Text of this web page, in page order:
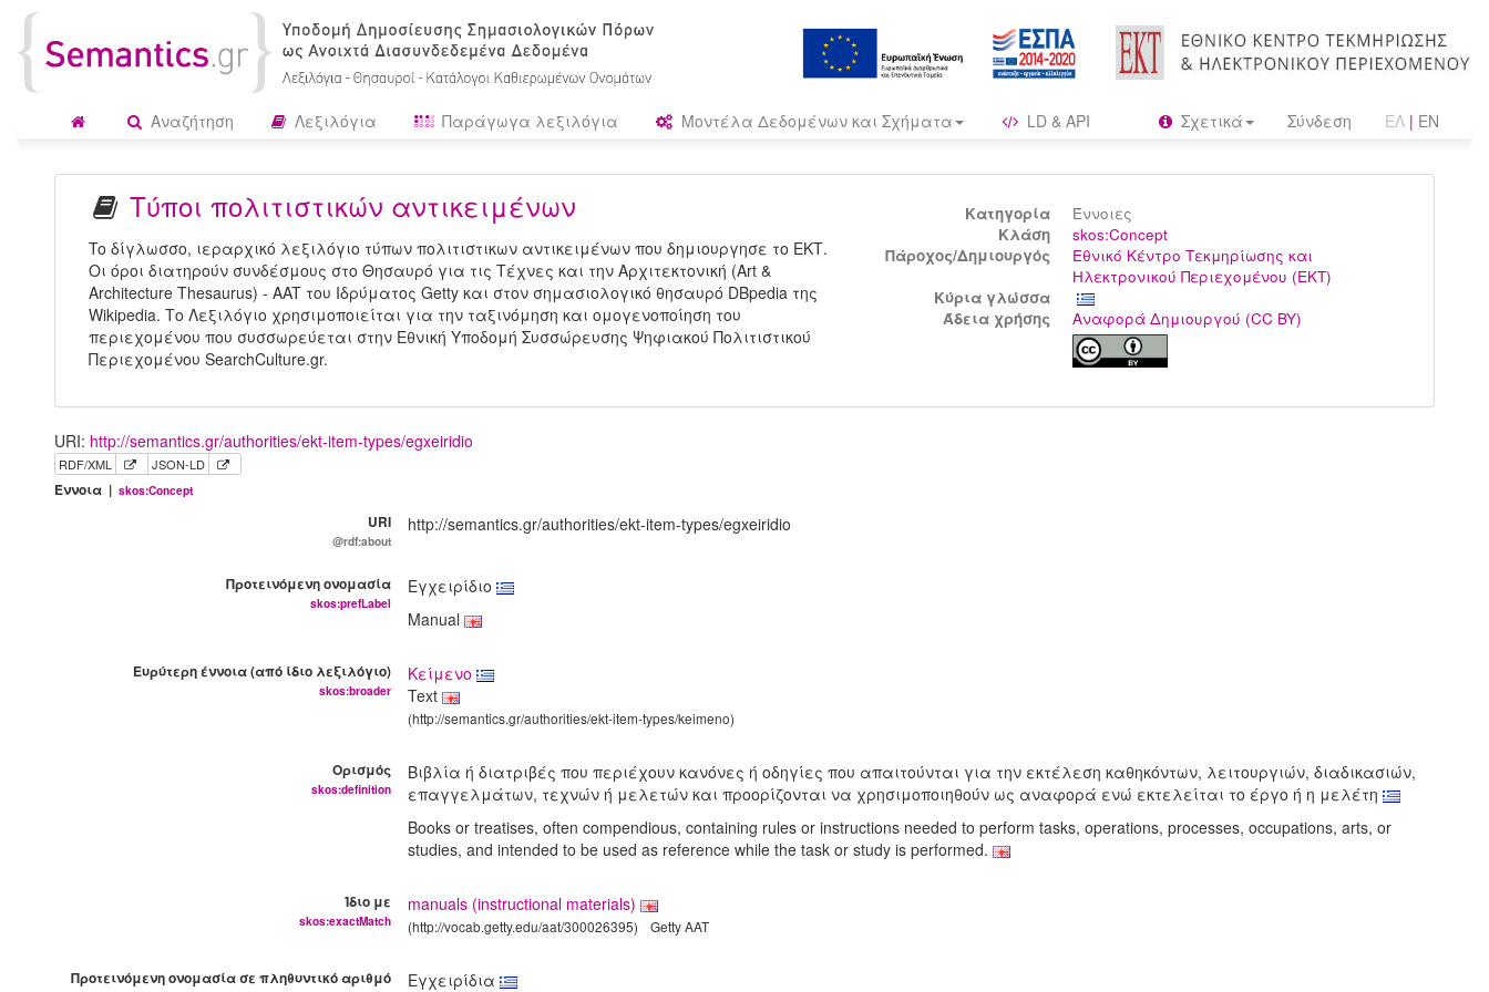
Αναζήτηση Λεξιλόγια Παράγωγα λεξιλόγια Μοντέλα Δεδομένων και Σχήματα LD & API Σχετικά Σύνδεση ΕΛ | EN
Τύποι πολιτιστικών αντικειμένων
To δίγλωσσο, ιεραρχικό λεξιλόγιο τύπων πολιτιστικων αντικειμένων που δημιουργησε το ΕΚΤ.
Οι όροι διατηρούν συνδέσμους στο Θησαυρό για τις Τέχνες και την Αρχιτεκτονική (Art &
Architecture Thesaurus) - AAT του Ιδρύματος Getty και στον σημασιολογικό θησαυρό DBpedia της
Wikipedia. Το Λεξιλόγιο χρησιμοποιείται για την ταξινόμηση και ομογενοποίηση του
περιεχομένου που συσσωρεύεται στην Εθνική Υποδομή Συσσώρευσης Ψηφιακού Πολιτιστικού
Περιεχομένου SearchCulture.gr.
Κατηγορία
Έννοιες
Kλάση
skos:Concept
Πάροχος/Δημιουργός
Εθνικό Κέντρο Τεκμηρίωσης και
Ηλεκτρονικού Περιεχομένου (ΕΚΤ)
Κύρια γλώσσα
Άδεια χρήσης
Αναφορά Δημιουργού (CC BY)
URI: http://semantics.gr/authorities/ekt-item-types/egxeiridio
RDF/XML JSON-LD
Έννοια | skos:Concept
URI
@rdf:about
http://semantics.gr/authorities/ekt-item-types/egxeiridio
Προτεινόμενη ονομασία
skos:prefLabel
Εγχειρίδιο
Manual
Ευρύτερη έννοια (από ίδιο λεξιλόγιο)
skos:broader
Κείμενο
Text
(http://semantics.gr/authorities/ekt-item-types/keimeno)
Ορισμός
skos:definition
Βιβλία ή διατριβές που περιέχουν κανόνες ή οδηγίες που απαιτούνται για την εκτέλεση καθηκόντων, λειτουργιών, διαδικασιών,
επαγγελμάτων, τεχνών ή μελετών και προορίζονται να χρησιμοποιηθούν ως αναφορά ενώ εκτελείται το έργο ή η μελέτη
Books or treatises, often compendious, containing rules or instructions needed to perform tasks, operations, processes, occupations, arts, or
studies, and intended to be used as reference while the task or study is performed.
Ίδιο με
skos:exactMatch
manuals (instructional materials)
(http://vocab.getty.edu/aat/300026395) Getty AAT
Προτεινόμενη ονομασία σε πληθυντικό αριθμό Εγχειρίδια